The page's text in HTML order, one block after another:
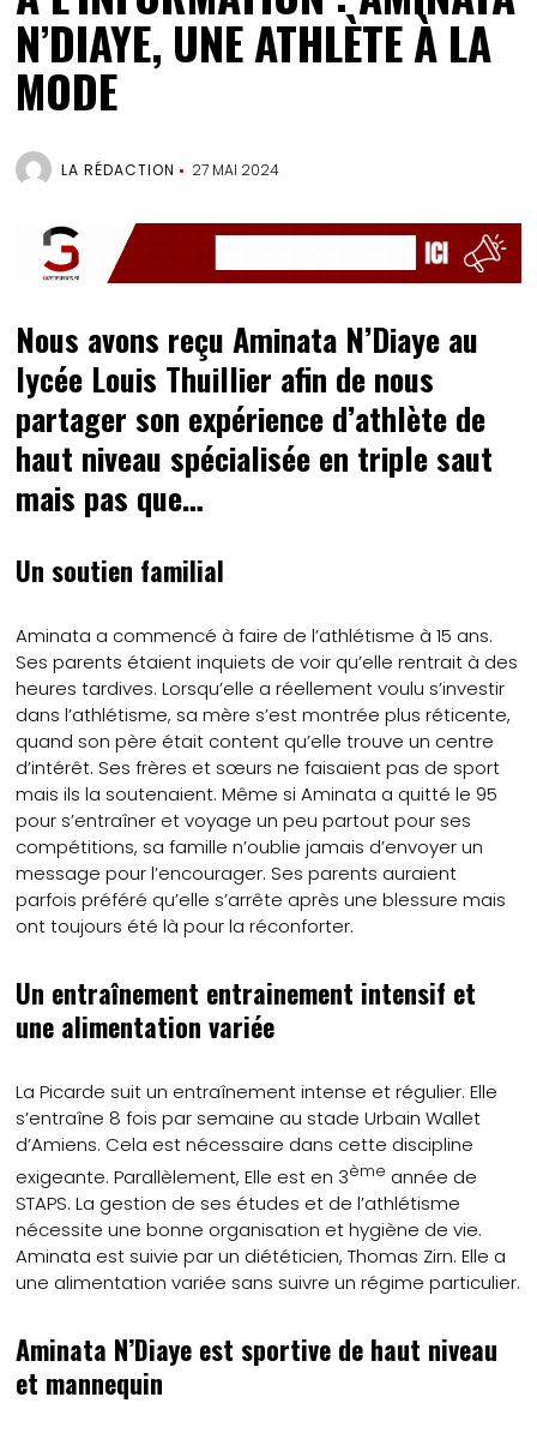
N’DIAYE, UNE ATHLÈTE À LA
MODE
LA RÉDACTION 27 MAI 2024
Nous avons reçu Aminata N’Diaye au
lycée Louis Thuillier afin de nous
partager son expérience d’athlète de
haut niveau spécialisée en triple saut
mais pas que…
Un soutien familial
Aminata a commencé à faire de l’athlétisme à 15 ans.
Ses parents étaient inquiets de voir qu’elle rentrait à des
heures tardives. Lorsqu’elle a réellement voulu s’investir
dans l’athlétisme, sa mère s’est montrée plus réticente,
quand son père était content qu’elle trouve un centre
d’intérêt. Ses frères et sœurs ne faisaient pas de sport
mais ils la soutenaient. Même si Aminata a quitté le 95
pour s’entraîner et voyage un peu partout pour ses
compétitions, sa famille n’oublie jamais d’envoyer un
message pour l’encourager. Ses parents auraient
parfois préféré qu’elle s’arrête après une blessure mais
ont toujours été là pour la réconforter.
Un entraînement entrainement intensif et
une alimentation variée
La Picarde suit un entraînement intense et régulier. Elle
s’entraîne 8 fois par semaine au stade Urbain Wallet
d’Amiens. Cela est nécessaire dans cette discipline
exigeante. Parallèlement, Elle est en 3ème année de
STAPS. La gestion de ses études et de l’athlétisme
nécessite une bonne organisation et hygiène de vie.
Aminata est suivie par un diététicien, Thomas Zirn. Elle a
une alimentation variée sans suivre un régime particulier.
Aminata N’Diaye est sportive de haut niveau
et mannequin